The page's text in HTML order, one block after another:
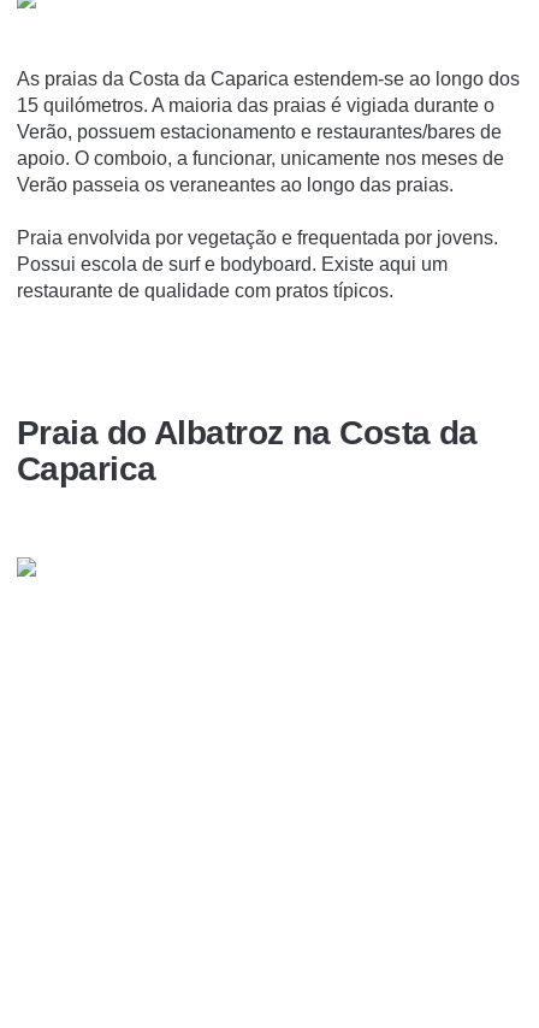
As praias da Costa da Caparica estendem-se ao longo dos
15 quilómetros. A maioria das praias é vigiada durante o
Verão, possuem estacionamento e restaurantes/bares de
apoio. O comboio, a funcionar, unicamente nos meses de
Verão passeia os veraneantes ao longo das praias.
Praia envolvida por vegetação e frequentada por jovens.
Possui escola de surf e bodyboard. Existe aqui um
restaurante de qualidade com pratos típicos.
Praia do Albatroz na Costa da
Caparica